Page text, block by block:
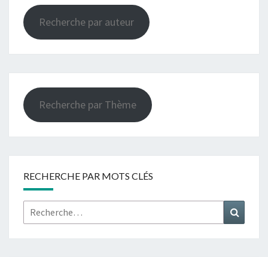
Recherche par auteur
Recherche par Thème
RECHERCHE PAR MOTS CLÉS
Rechercher :